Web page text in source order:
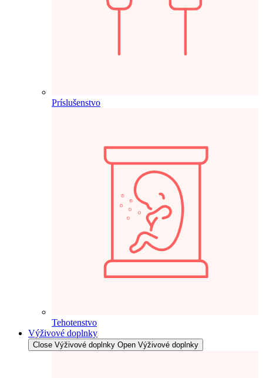
Príslušenstvo
Tehotenstvo
Výživové doplnky
Close Výživové doplnky Open Výživové doplnky